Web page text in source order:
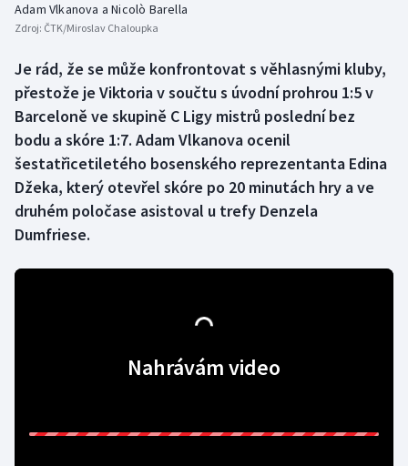
Boby a skeleton
Box
Curling
Dostihy
Florbal
Futsal
AZ kvíz
Adam Vlkanova a Nicolò Barella
Zdroj: ČTK/Miroslav Chaloupka
Je rád, že se může konfrontovat s věhlasnými kluby,
přestože je Viktoria v součtu s úvodní prohrou 1:5 v
Barceloně ve skupině C Ligy mistrů poslední bez
bodu a skóre 1:7. Adam Vlkanova ocenil
šestatřicetiletého bosenského reprezentanta Edina
Džeka, který otevřel skóre po 20 minutách hry a ve
druhém poločase asistoval u trefy Denzela
Dumfriese.
Nahrávám video